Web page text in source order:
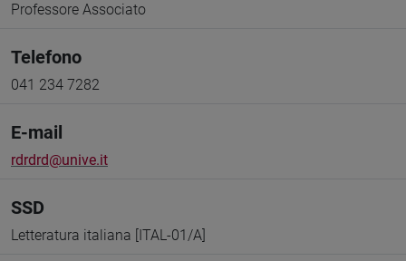
Professore Associato
Telefono
041 234 7282
E-mail
rdrdrd@unive.it
SSD
Letteratura italiana [ITAL-01/A]